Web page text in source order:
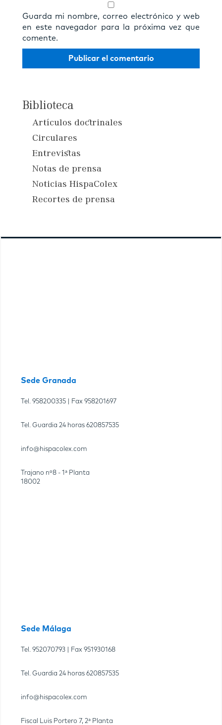
Guarda mi nombre, correo electrónico y web
en este navegador para la próxima vez que
comente.
Biblioteca
Artículos doctrinales
Circulares
Entrevistas
Notas de prensa
Noticias HispaColex
Recortes de prensa
Sede Granada
Tel. 958200335 | Fax 958201697
Tel. Guardia 24 horas 620857535
info@hispacolex.com
Trajano nº8 - 1ª Planta
18002
Sede Málaga
Tel. 952070793 | Fax 951930168
Tel. Guardia 24 horas 620857535
info@hispacolex.com
Fiscal Luis Portero 7, 2ª Planta